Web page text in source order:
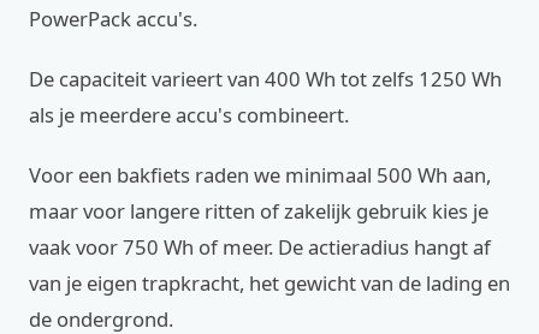
PowerPack accu's.
De capaciteit varieert van 400 Wh tot zelfs 1250 Wh
als je meerdere accu's combineert.
Voor een bakfiets raden we minimaal 500 Wh aan,
maar voor langere ritten of zakelijk gebruik kies je
vaak voor 750 Wh of meer. De actieradius hangt af
van je eigen trapkracht, het gewicht van de lading en
de ondergrond.